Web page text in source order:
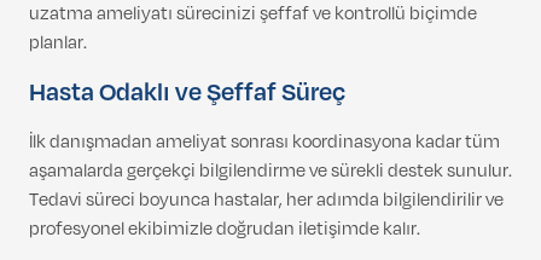
uzatma ameliyatı sürecinizi şeffaf ve kontrollü biçimde
planlar.
Hasta Odaklı ve Şeffaf Süreç
İlk danışmadan ameliyat sonrası koordinasyona kadar tüm
aşamalarda gerçekçi bilgilendirme ve sürekli destek sunulur.
Tedavi süreci boyunca hastalar, her adımda bilgilendirilir ve
profesyonel ekibimizle doğrudan iletişimde kalır.